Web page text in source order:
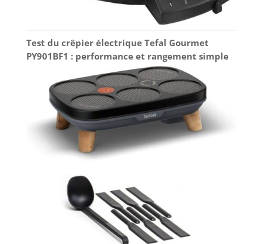
Test du crêpier électrique Tefal Gourmet
PY901BF1 : performance et rangement simple